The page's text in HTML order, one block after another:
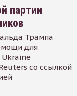
партии
Трампа
для
Ukraine
со ссылкой